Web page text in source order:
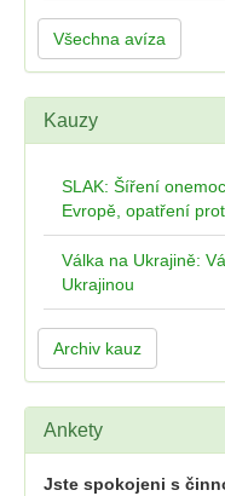
Všechna avíza
Kauzy
SLAK: Šíření
Evropě, opatření
Válka na Ukrajině:
Ukrajinou
Archiv kauz
Ankety
Jste spokojeni s